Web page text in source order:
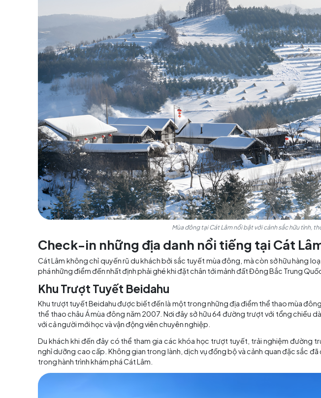
Mùa thu (tháng 9 - tháng 11): Mùa thu là thời điểm Cát Lâm
đẹp. Thời tiết se lạnh, khô ráo rất thích hợp để khám phá các khu
Mãn Châu ở địa phương.
Mùa đông (tháng 12 - tháng 2): Cát Lâm vào mùa đông là thiên
xuống dưới -20°C, tuyết phủ trắng xóa khắp núi rừng tạo nên
ghé thăm khu trượt tuyết Bắc Đại Hồ; tham gia lễ hội băng tuyết để